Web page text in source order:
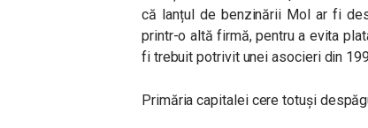
că lanțul de benzinării Mol ar fi
printr-o altă firmă, pentru a evita
fi trebuit potrivit unei asocieri din
Primăria capitalei cere totuși